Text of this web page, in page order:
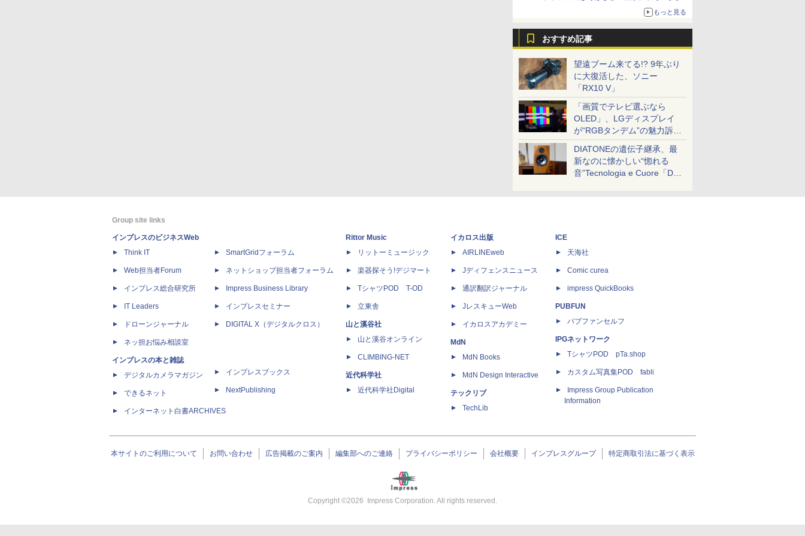
もっと見る
おすすめ記事
望遠ブーム来てる!? 9年ぶり
に大復活した、ソニー
「RX10 V」
「画質でテレビ選ぶなら
OLED」、LGディスプレイ
が“RGBタンデム”の魅力訴
求。液晶とのガチ比較も
DIATONEの遺伝子継承、最
新なのに懐かしい“惚れる
音”Tecnologia e Cuore「DS-
Group site links
インプレスのビジネスWeb
Think IT
Web担当者Forum
インプレス総合研究所
IT Leaders
ドローンジャーナル
ネッ担お悩み相談室
インプレスの本と雑誌
デジタルカメラマガジン
できるネット
インターネット白書ARCHIVES
SmartGridフォーラム
ネットショップ担当者フォーラム
Impress Business Library
インプレスセミナー
DIGITAL X（デジタルクロス）
インプレスブックス
NextPublishing
Rittor Music
リットーミュージック
楽器探そう!デジマート
TシャツPOD T-OD
立東舎
山と溪谷社
山と溪谷オンライン
CLIMBING-NET
近代科学社
近代科学社Digital
イカロス出版
AIRLINEweb
Jディフェンスニュース
通訳翻訳ジャーナル
JレスキューWeb
イカロスアカデミー
MdN
MdN Books
MdN Design Interactive
テックリブ
TechLib
ICE
天海社
Comic curea
impress QuickBooks
PUBFUN
パブファンセルフ
IPGネットワーク
TシャツPOD pTa.shop
カスタム写真集POD fabli
Impress Group Publication
Information
本サイトのご利用について お問い合わせ 広告掲載のご案内 編集部へのご連絡 プライバシーポリシー 会社概要 インプレスグループ 特定商取引法に基づく表示
Copyright ©2026 Impress Corporation. All rights reserved.